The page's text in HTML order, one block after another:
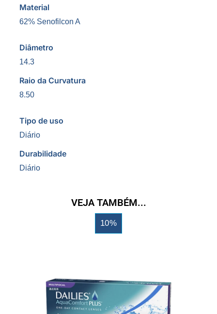
Material
62% Senofilcon A
Diâmetro
14.3
Raio da Curvatura
8.50
Tipo de uso
Diário
Durabilidade
Diário
VEJA TAMBÉM...
10%